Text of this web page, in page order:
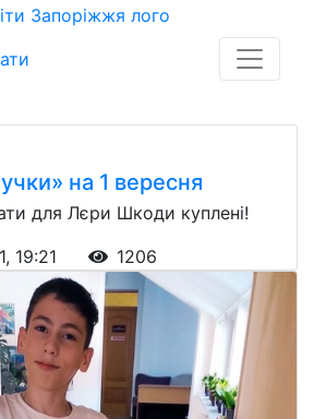
на 1 вересня
для Лєри Шкоди куплені!
19:21
1206